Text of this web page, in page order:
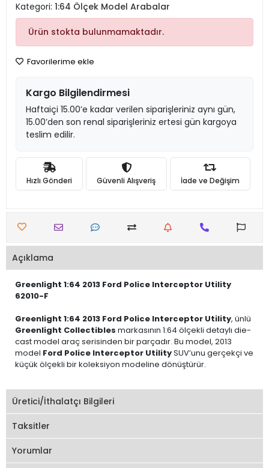
Kategori: 1:64 Ölçek Model Arabalar
Ürün stokta bulunmamaktadır.
Favorilerime ekle
Kargo Bilgilendirmesi
Haftaiçi 15.00’e kadar verilen siparişleriniz aynı gün,
15.00’den son renal siparişleriniz ertesi gün kargoya
teslim edilir.
Hızlı Gönderi Güvenli Alışveriş İade ve Değişim
Açıklama
Greenlight 1:64 2013 Ford Police Interceptor Utility
62010-F
Greenlight 1:64 2013 Ford Police Interceptor Utility, ünlü
Greenlight Collectibles markasının 1:64 ölçekli detaylı die-
cast model araç serisinden bir parçadır. Bu model, 2013
model Ford Police Interceptor UtilitySUV’unu gerçekçi ve
küçük ölçekli bir koleksiyon modeline dönüştürür.
Üretici/İthalatçı Bilgileri
Taksitler
Yorumlar